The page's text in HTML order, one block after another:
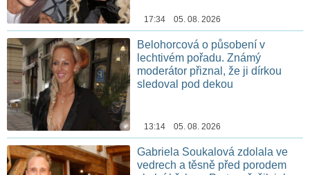
17:34 05. 08. 2026
Belohorcová o působení v
lechtivém pořadu. Známý
moderátor přiznal, že ji dírkou
sledoval pod dekou
13:14 05. 08. 2026
Gabriela Soukalová zdolala ve
vedrech a těsně před porodem